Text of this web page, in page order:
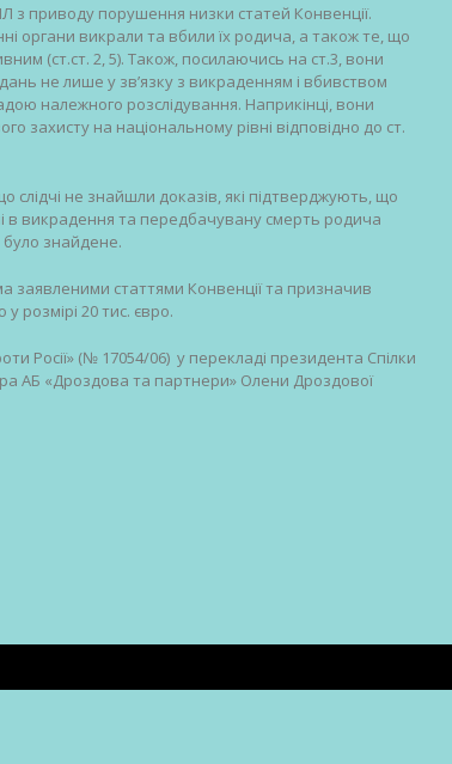
з приводу порушення низки статей Конвенції.
органи викрали та вбили їх родича, а також те, що
(ст.ст. 2, 5). Також, посилаючись на ст.3, вони
не лише у зв’язку з викраденням і вбивством
належного розслідування. Наприкінці, вони
захисту на національному рівні відповідно до ст.
слідчі не знайшли доказів, які підтверджують, що
в викрадення та передбачувану смерть родича
було знайдене.
заявленими статтями Конвенції та призначив
розмірі 20 тис. євро.
Росії» (№ 17054/06) у перекладі президента Спілки
АБ «Дроздова та партнери» Олени Дроздової